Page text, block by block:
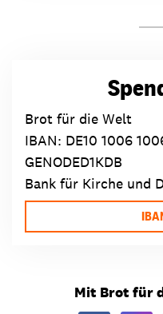
Brot für die Welt
IBAN: DE10 1006
GENODED1KDB
Bank für Kirche und
Mit Brot für